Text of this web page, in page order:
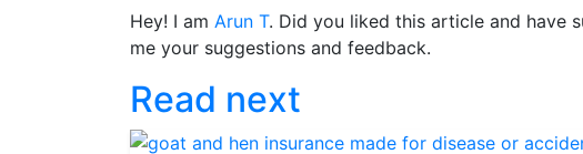
Hey! I am Arun T. Did you liked this article and have
me your suggestions and feedback.
Read next